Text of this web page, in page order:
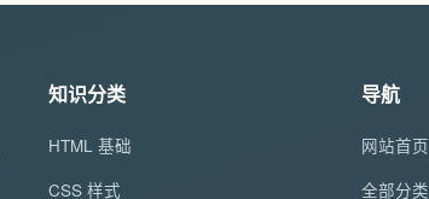
知识分类
HTML 基础
CSS 样式
导航
网站首页
全部分类